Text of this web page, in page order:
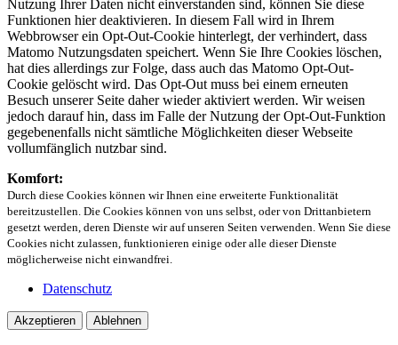
Nutzung Ihrer Daten nicht einverstanden sind, können Sie diese
Funktionen hier deaktivieren. In diesem Fall wird in Ihrem
Webbrowser ein Opt-Out-Cookie hinterlegt, der verhindert, dass
Matomo Nutzungsdaten speichert. Wenn Sie Ihre Cookies löschen,
hat dies allerdings zur Folge, dass auch das Matomo Opt-Out-
Cookie gelöscht wird. Das Opt-Out muss bei einem erneuten
Besuch unserer Seite daher wieder aktiviert werden. Wir weisen
jedoch darauf hin, dass im Falle der Nutzung der Opt-Out-Funktion
gegebenenfalls nicht sämtliche Möglichkeiten dieser Webseite
vollumfänglich nutzbar sind.
Komfort:
Durch diese Cookies können wir Ihnen eine erweiterte Funktionalität
bereitzustellen. Die Cookies können von uns selbst, oder von Drittanbietern
gesetzt werden, deren Dienste wir auf unseren Seiten verwenden. Wenn Sie diese
Cookies nicht zulassen, funktionieren einige oder alle dieser Dienste
möglicherweise nicht einwandfrei.
Datenschutz
Akzeptieren Ablehnen